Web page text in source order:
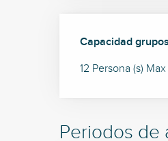
Capacidad grupos
Capacidad grupos
12 Persona (s) Max
Periodos de